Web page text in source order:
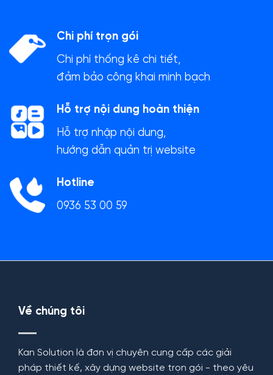
Chi phí trọn gói
Chi phí thống kê chi tiết,
đảm bảo công khai minh bạch
Hỗ trợ nội dung hoàn thiện
Hỗ trợ nhập nội dung,
hướng dẫn quản trị website
Hotline
0936 53 00 59
Về chúng tôi
Kan Solution là đơn vị chuyên cung cấp các giải
pháp thiết kế, xây dựng website trọn gói - theo yêu